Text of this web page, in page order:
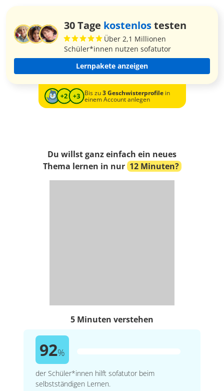
30 Tage kostenlostesten
Über 2,1 Millionen
Schüler*innen nutzen sofatutor
Lernpakete anzeigen
Bis zu3 Geschwisterprofilein
einem Account anlegen
Du willst ganz einfach ein neues
Thema lernen in nur 12 Minuten?
5 Minuten verstehen
92%
der Schüler*innen hilft sofatutor beim
selbstständigen Lernen.